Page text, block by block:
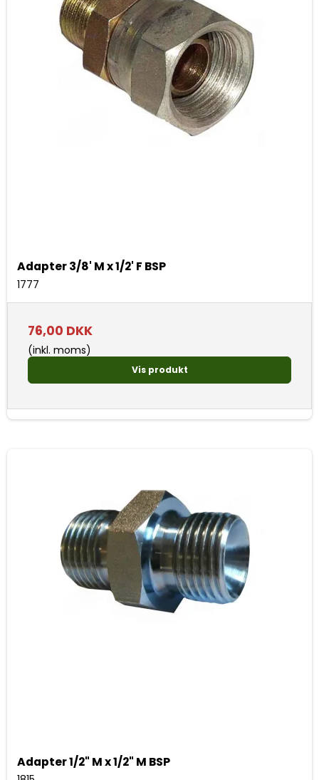
Adapter 3/8' M x 1/2' F BSP
1777
76,00 DKK
(inkl. moms)
Vis produkt
Adapter 1/2" M x 1/2" M BSP